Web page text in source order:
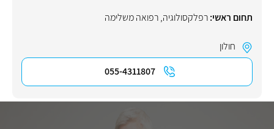
תחום ראשי:רפלקסולוגיה,רפואה משלימה
חולון
055-4311807